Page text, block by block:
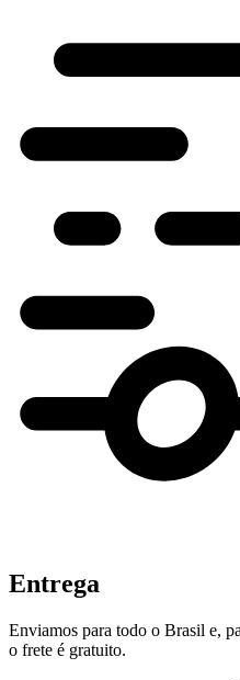
Entrega
Enviamos para todo o Brasil e,
o frete é gratuito.